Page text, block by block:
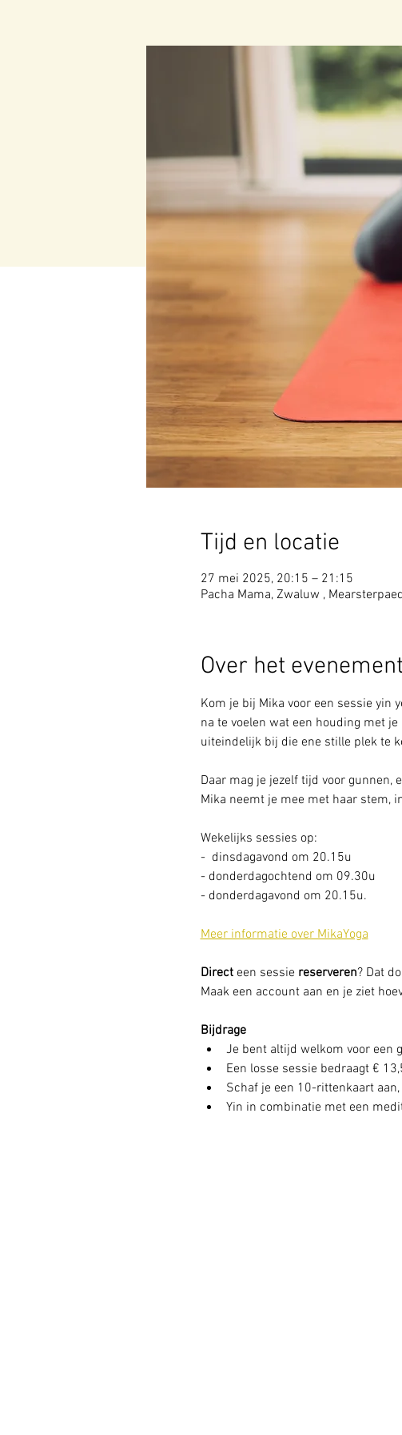
Tijd en locatie
27 mei 2025, 20:15 – 21:15
Pacha Mama, Zwaluw ,
Over het evenement
Kom je bij Mika voor een sessie yin
na te voelen wat een houding met
uiteindelijk bij die ene stille plek te
Daar mag je jezelf tijd voor gunnen,
Mika neemt je mee met haar stem,
Wekelijks sessies op:
-  dinsdagavond om 20.15u
- donderdagochtend om 09.30u
- donderdagavond om 20.15u.
Meer informatie over MikaYoga
Direct een sessie reserveren? Dat
Maak een account aan en je ziet
Bijdrage
Je bent altijd welkom voor een
Een losse sessie bedraagt €
Schaf je een 10-rittenkaart
Yin in combinatie met een